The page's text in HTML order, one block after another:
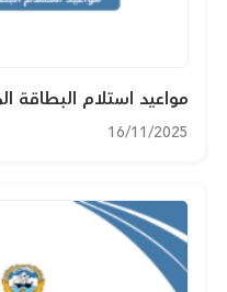
مواعيد استلام البطاقة
16/11/2025